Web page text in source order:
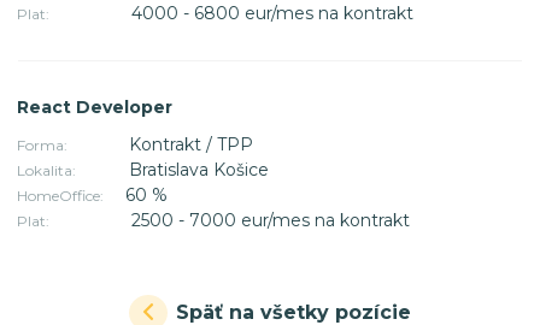
Plat: 4000 - 6800 eur/mes na kontrakt
React Developer
Forma: Kontrakt / TPP
Lokalita: Bratislava Košice
HomeOffice: 60 %
Plat: 2500 - 7000 eur/mes na kontrakt
Späť na všetky pozície